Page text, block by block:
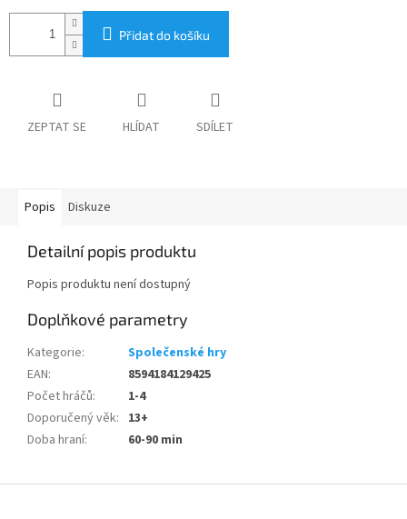
Přidat do košíku
ZEPTAT SE HLÍDAT SDÍLET
Popis Diskuze
Detailní popis produktu
Popis produktu není dostupný
Doplňkové parametry
Kategorie:
Společenské hry
EAN:
8594184129425
Počet hráčů:
1-4
Doporučený věk: 13+
Doba hraní: 60-90 min